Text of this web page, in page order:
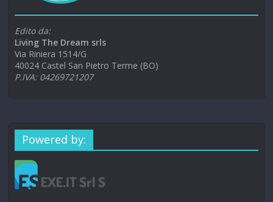
Edito da:
Living The Dream srls
Via Riniera 1514/G
40024 Castel San Pietro Terme (BO)
P.IVA: 04269721207
Powered by: